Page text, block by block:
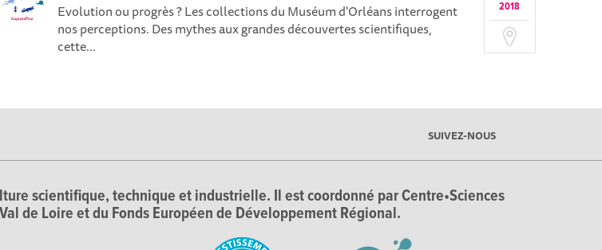
2018
Evolution ou progrès ? Les collections du Muséum d'Orléans interrogent
nos perceptions. Des mythes aux grandes découvertes scientifiques,
cette...
SUIVEZ-NOUS
scientifique, technique et industrielle. Il est coordonné par Centre•Sciences
de Loire et du Fonds Européen de Développement Régional.